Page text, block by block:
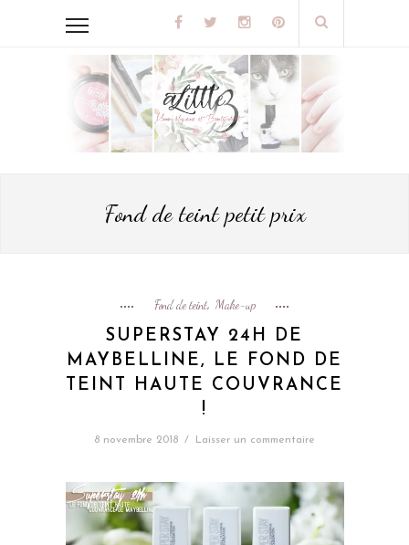
Fond de teint petit prix
Fond de teint, Make-up
SUPERSTAY 24H DE
MAYBELLINE, LE FOND DE
TEINT HAUTE COUVRANCE
!
8 novembre 2018 / Laisser un commentaire